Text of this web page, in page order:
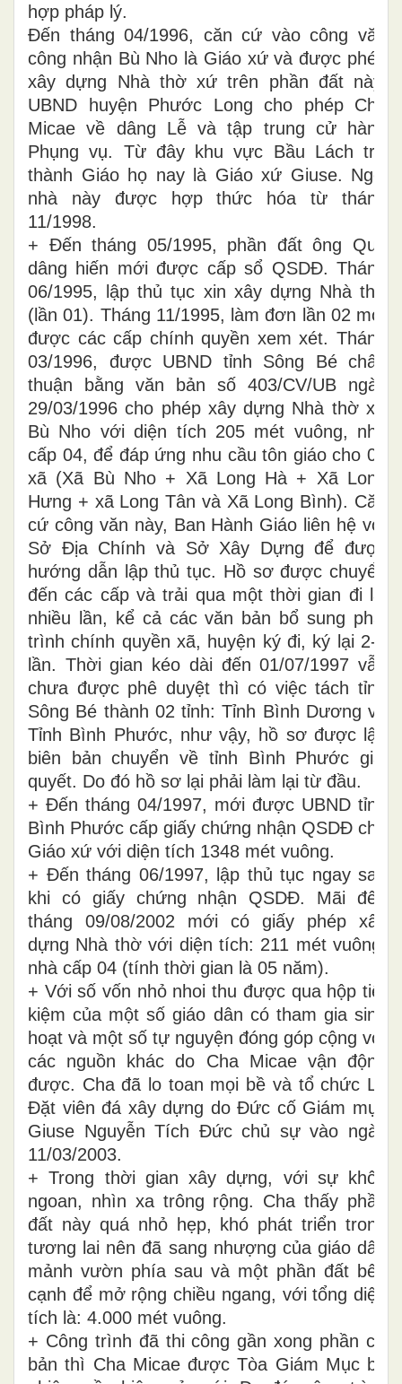
hợp pháp lý.
Đến tháng 04/1996, căn cứ vào công văn
công nhận Bù Nho là Giáo xứ và được phép
xây dựng Nhà thờ xứ trên phần đất này,
UBND huyện Phước Long cho phép Cha
Micae về dâng Lễ và tập trung cử hành
Phụng vụ. Từ đây khu vực Bầu Lách trở
thành Giáo họ nay là Giáo xứ Giuse. Ngôi
nhà này được hợp thức hóa từ tháng
11/1998.
+ Đến tháng 05/1995, phần đất ông Qua
dâng hiến mới được cấp sổ QSDĐ. Tháng
06/1995, lập thủ tục xin xây dựng Nhà thờ
(lần 01). Tháng 11/1995, làm đơn lần 02 mới
được các cấp chính quyền xem xét. Tháng
03/1996, được UBND tỉnh Sông Bé chấp
thuận bằng văn bản số 403/CV/UB ngày
29/03/1996 cho phép xây dựng Nhà thờ xứ
Bù Nho với diện tích 205 mét vuông, nhà
cấp 04, để đáp ứng nhu cầu tôn giáo cho 05
xã (Xã Bù Nho + Xã Long Hà + Xã Long
Hưng + xã Long Tân và Xã Long Bình). Căn
cứ công văn này, Ban Hành Giáo liên hệ với
Sở Địa Chính và Sở Xây Dựng để được
hướng dẫn lập thủ tục. Hồ sơ được chuyển
đến các cấp và trải qua một thời gian đi lại
nhiều lần, kể cả các văn bản bổ sung phải
trình chính quyền xã, huyện ký đi, ký lại 2-3
lần. Thời gian kéo dài đến 01/07/1997 vẫn
chưa được phê duyệt thì có việc tách tỉnh
Sông Bé thành 02 tỉnh: Tỉnh Bình Dương và
Tỉnh Bình Phước, như vậy, hồ sơ được lập
biên bản chuyển về tỉnh Bình Phước giải
quyết. Do đó hồ sơ lại phải làm lại từ đầu.
+ Đến tháng 04/1997, mới được UBND tỉnh
Bình Phước cấp giấy chứng nhận QSDĐ cho
Giáo xứ với diện tích 1348 mét vuông.
+ Đến tháng 06/1997, lập thủ tục ngay sau
khi có giấy chứng nhận QSDĐ. Mãi đến
tháng 09/08/2002 mới có giấy phép xây
dựng Nhà thờ với diện tích: 211 mét vuông,
nhà cấp 04 (tính thời gian là 05 năm).
+ Với số vốn nhỏ nhoi thu được qua hộp tiết
kiệm của một số giáo dân có tham gia sinh
hoạt và một số tự nguyện đóng góp cộng với
các nguồn khác do Cha Micae vận động
được. Cha đã lo toan mọi bề và tổ chức Lễ
Đặt viên đá xây dựng do Đức cố Giám mục
Giuse Nguyễn Tích Đức chủ sự vào ngày
11/03/2003.
+ Trong thời gian xây dựng, với sự khôn
ngoan, nhìn xa trông rộng. Cha thấy phần
đất này quá nhỏ hẹp, khó phát triển trong
tương lai nên đã sang nhượng của giáo dân
mảnh vườn phía sau và một phần đất bên
cạnh để mở rộng chiều ngang, với tổng diện
tích là: 4.000 mét vuông.
+ Công trình đã thi công gần xong phần cơ
bản thì Cha Micae được Tòa Giám Mục bổ